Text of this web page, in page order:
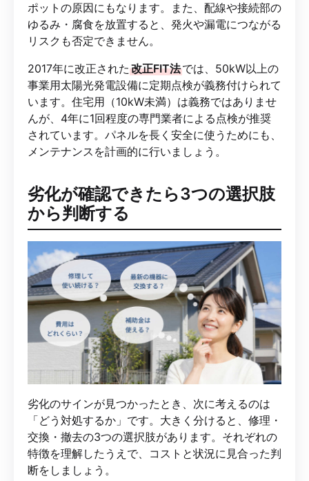
ポットの原因にもなります。また、配線や接続部の
ゆるみ・腐食を放置すると、発火や漏電につながる
リスクも否定できません。
2017年に改正された 改正FIT法では、50kW以上の
事業用太陽光発電設備に定期点検が義務付けられて
います。住宅用（10kW未満）は義務ではありませ
んが、4年に1回程度の専門業者による点検が推奨
されています。パネルを長く安全に使うためにも、
メンテナンスを計画的に行いましょう。
劣化が確認できたら3つの選択肢
から判断する
劣化のサインが見つかったとき、次に考えるのは
「どう対処するか」です。大きく分けると、修理・
交換・撤去の3つの選択肢があります。それぞれの
特徴を理解したうえで、コストと状況に見合った判
断をしましょう。